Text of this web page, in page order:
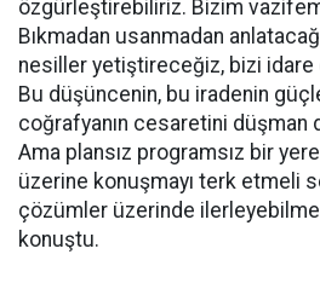
özgürleştirebiliriz. Bizim
Bıkmadan usanmadan
nesiller yetiştireceğiz, bizi idare
Bu düşüncenin, bu iradenin
coğrafyanın cesaretini düşman
Ama plansız programsız bir
üzerine konuşmayı terk etmeli
çözümler üzerinde
konuştu.